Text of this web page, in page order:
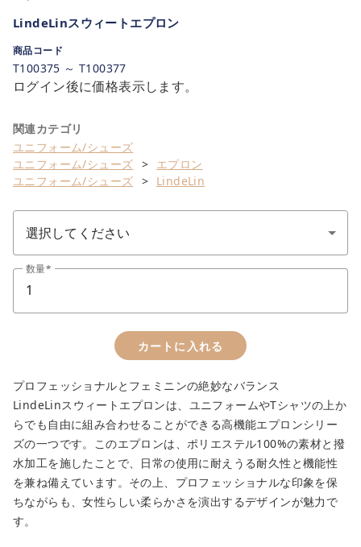
LindeLinスウィートエプロン
商品コード
T100375 ～ T100377
ログイン後に価格表示します。
関連カテゴリ
ユニフォーム/シューズ
ユニフォーム/シューズ
エプロン
ユニフォーム/シューズ
LindeLin
数量
カートに入れる
プロフェッショナルとフェミニンの絶妙なバランス
LindeLinスウィートエプロンは、ユニフォームやTシャツの上か
らでも自由に組み合わせることができる高機能エプロンシリー
ズの一つです。このエプロンは、ポリエステル100%の素材と撥
水加工を施したことで、日常の使用に耐えうる耐久性と機能性
を兼ね備えています。その上、プロフェッショナルな印象を保
ちながらも、女性らしい柔らかさを演出するデザインが魅力で
す。